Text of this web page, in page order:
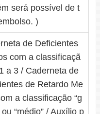
será possível de t
)
de Deficientes
com a classificaçã
a 3 / Caderneta de
de Retardo Me
a classificação “g
ou “médio” / Auxílio p